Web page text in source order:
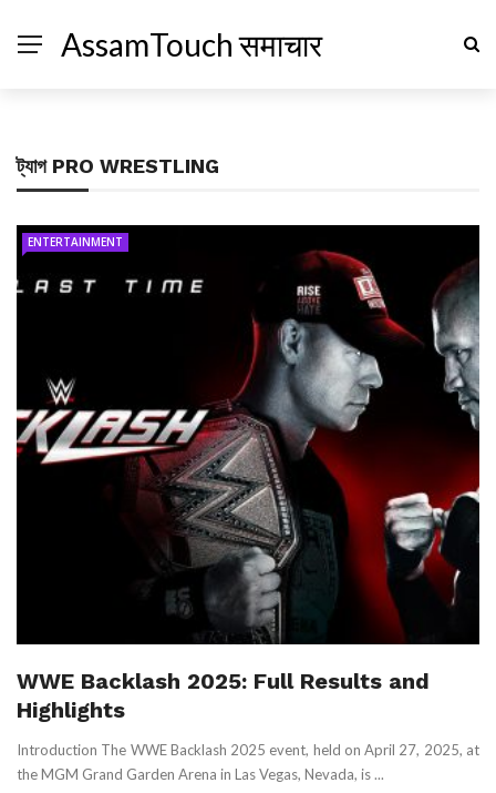
AssamTouch समाचार
ট্যাগ PRO WRESTLING
ENTERTAINMENT
WWE Backlash 2025: Full Results and
Highlights
Introduction The WWE Backlash 2025 event, held on April 27, 2025, at
the MGM Grand Garden Arena in Las Vegas, Nevada, is ...